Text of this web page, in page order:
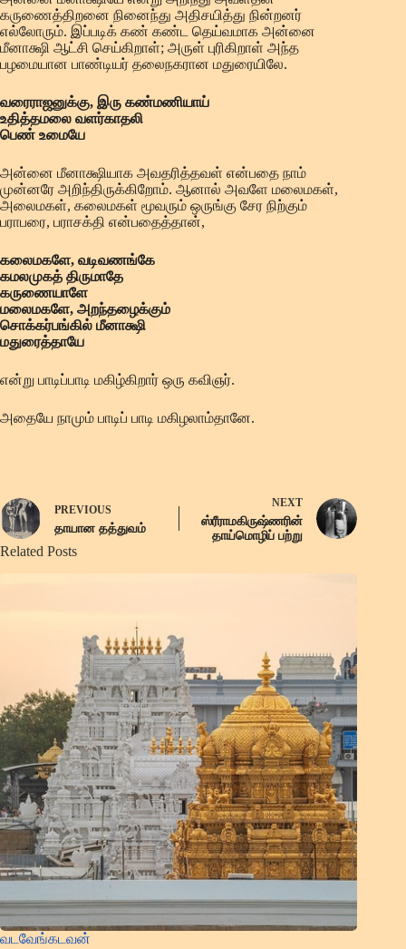
கருணைத்திறனை நினைந்து அதிசயித்து நின்றனர்
எல்லோரும். இப்படிக் கண் கண்ட தெய்வமாக அன்னை
மீனாக்ஷி ஆட்சி செய்கிறாள்; அருள் புரிகிறாள் அந்த
பழமையான பாண்டியர் தலைநகரான மதுரையிலே.
வரைராஜனுக்கு, இரு கண்மணியாய்
உதித்தமலை வளர்காதலி
பெண் உமையே
அன்னை மீனாக்ஷியாக அவதரித்தவள் என்பதை நாம்
முன்னரே அறிந்திருக்கிறோம். ஆனால் அவளே மலைமகள்,
அலைமகள், கலைமகள் மூவரும் ஒருங்கு சேர நிற்கும்
பராபரை, பராசக்தி என்பதைத்தான்,
கலைமகளே, வடிவணங்கே
கமலமுகத் திருமாதே
கருணையாளே
மலைமகளே, அறந்தழைக்கும்
சொக்கர்பங்கில் மீனாக்ஷி
மதுரைத்தாயே
என்று பாடிப்பாடி மகிழ்கிறார் ஒரு கவிஞர்.
அதையே நாமும் பாடிப் பாடி மகிழலாம்தானே.
PREVIOUS
தாயான தத்துவம்
NEXT
ஸ்ரீராமகிருஷ்ணரின்
தாய்மொழிப் பற்று
Related Posts
வடவேங்கடவன்